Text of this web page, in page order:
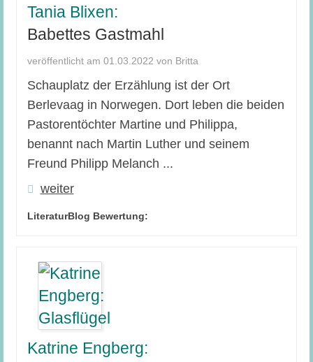
Tania Blixen:
Babettes Gastmahl
veröffentlicht am 01.03.2022 von Britta
Schauplatz der Erzählung ist der Ort
Berlevaag in Norwegen. Dort leben die beiden
Pastorentöchter Martine und Philippa,
benannt nach Martin Luther und seinem
Freund Philipp Melanch ...
weiter
LiteraturBlog Bewertung:
Katrine Engberg: